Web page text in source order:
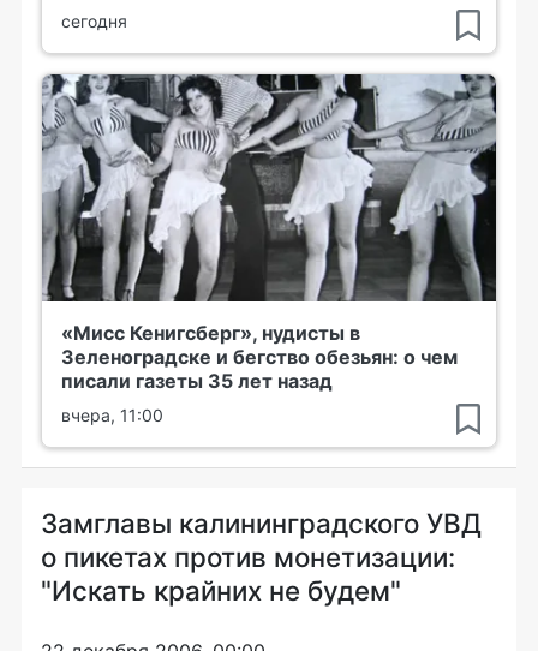
сегодня
«Мисс Кенигсберг», нудисты в
Зеленоградске и бегство обезьян: о чем
писали газеты 35 лет назад
вчера, 11:00
Замглавы калининградского УВД
о пикетах против монетизации:
"Искать крайних не будем"